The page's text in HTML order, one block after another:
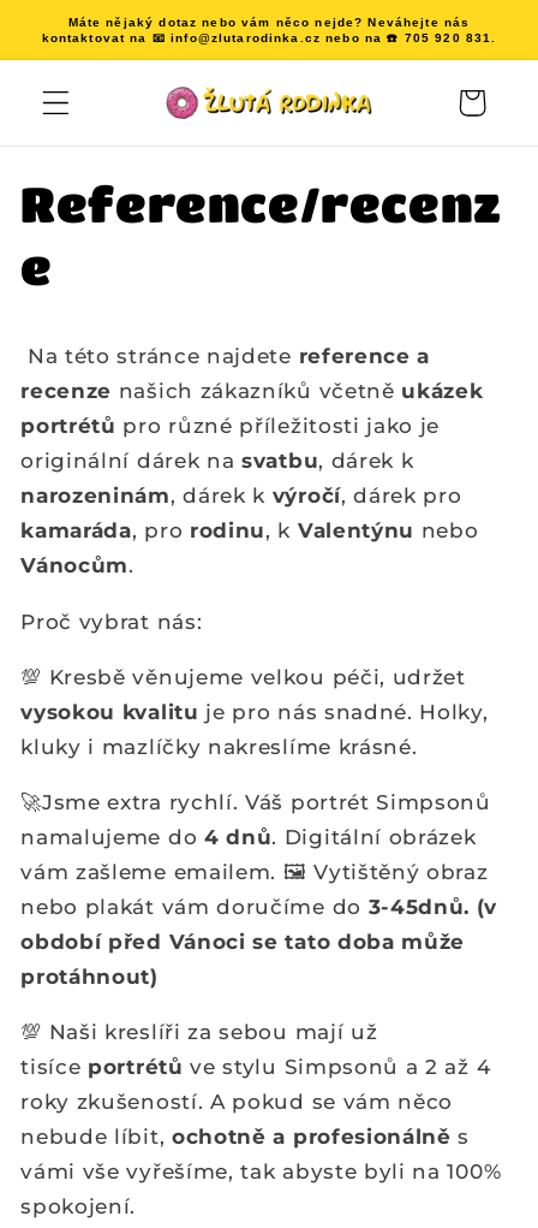
Přejít k
obsahu
Máte nějaký dotaz nebo vám něco nejde? Neváhejte nás
kontaktovat na 📧 info@zlutarodinka.cz nebo na ☎️ 705 920 831.
Košík
Reference/recenz
e
Na této stránce najdete reference a
recenze našich zákazníků včetně ukázek
portrétů pro různé příležitosti jako je
originální dárek nasvatbu, dárek k
narozeninám, dárek k výročí, dárek pro
kamaráda, pro rodinu, k Valentýnu nebo
Vánocům.
Proč vybrat nás:
💯 Kresbě věnujeme velkou péči, udržet
vysokou kvalitu je pro nás snadné. Holky,
kluky i mazlíčky nakreslíme krásné.
🚀Jsme extra rychlí. Váš portrét Simpsonů
namalujeme do 4 dnů. Digitální obrázek
vám zašleme emailem. 🖼️ Vytištěný obraz
nebo plakát vám doručíme do 3-45dnů. (v
období před Vánoci se tato doba může
protáhnout)
💯 Naši kreslíři za sebou mají už
tisíce portrétů ve stylu Simpsonů a 2 až 4
roky zkušeností. A pokud se vám něco
nebude líbit, ochotně a profesionálně s
vámi vše vyřešíme, tak abyste byli na 100%
spokojení.